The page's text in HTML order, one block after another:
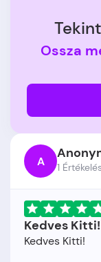
Ossza
A 1
Kedves Kitti!
Kedves Kitti!